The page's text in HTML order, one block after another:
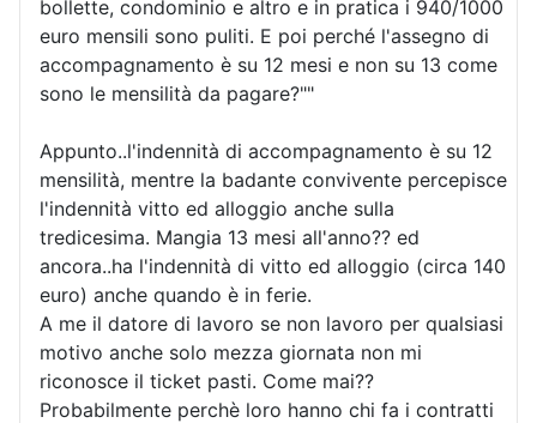
bollette, condominio e altro e in pratica i 940/1000
euro mensili sono puliti. E poi perché l'assegno di
accompagnamento è su 12 mesi e non su 13 come
sono le mensilità da pagare?""
Appunto..l'indennità di accompagnamento è su 12
mensilità, mentre la badante convivente percepisce
l'indennità vitto ed alloggio anche sulla
tredicesima. Mangia 13 mesi all'anno?? ed
ancora..ha l'indennità di vitto ed alloggio (circa 140
euro) anche quando è in ferie.
A me il datore di lavoro se non lavoro per qualsiasi
motivo anche solo mezza giornata non mi
riconosce il ticket pasti. Come mai??
Probabilmente perchè loro hanno chi fa i contratti